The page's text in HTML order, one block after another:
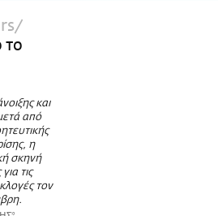
το
και
από
η
σκηνή
τις
τον